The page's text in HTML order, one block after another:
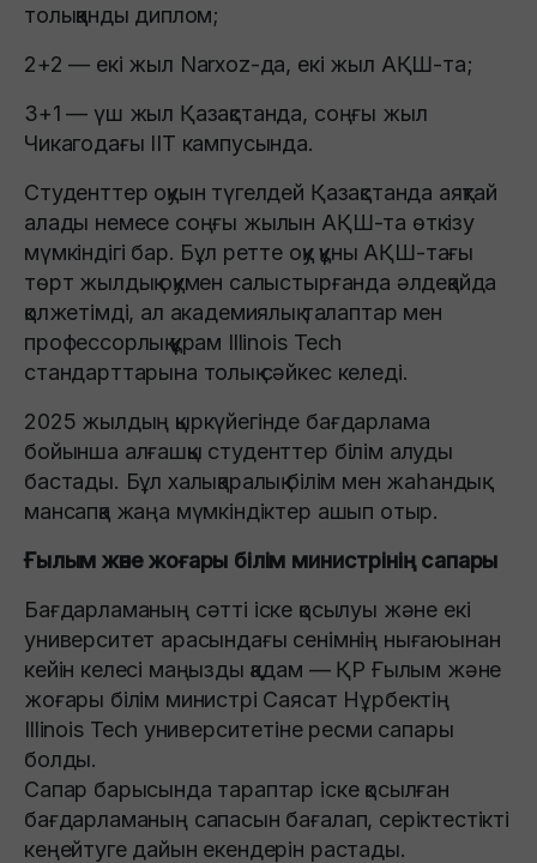
толыққанды диплом;
2+2 — екі жыл Narxoz-да, екі жыл АҚШ-та;
3+1 — үш жыл Қазақстанда, соңғы жыл
Чикагодағы IIT кампусында.
Студенттер оқуын түгелдей Қазақстанда аяқтай
алады немесе соңғы жылын АҚШ-та өткізу
мүмкіндігі бар. Бұл ретте оқу құны АҚШ-тағы
төрт жылдық оқумен салыстырғанда әлдеқайда
қолжетімді, ал академиялық талаптар мен
профессорлық құрам Illinois Tech
стандарттарына толық сәйкес келеді.
2025 жылдың қыркүйегінде бағдарлама
бойынша алғашқы студенттер білім алуды
бастады. Бұл халықаралық білім мен жаһандық
мансапқа жаңа мүмкіндіктер ашып отыр.
Ғылым және жоғары білім министрінің сапары
Бағдарламаның сәтті іске қосылуы және екі
университет арасындағы сенімнің нығаюынан
кейін келесі маңызды қадам — ҚР Ғылым және
жоғары білім министрі Саясат Нұрбектің
Illinois Tech университетіне ресми сапары
болды.
Сапар барысында тараптар іске қосылған
бағдарламаның сапасын бағалап, серіктестікті
кеңейтуге дайын екендерін растады.